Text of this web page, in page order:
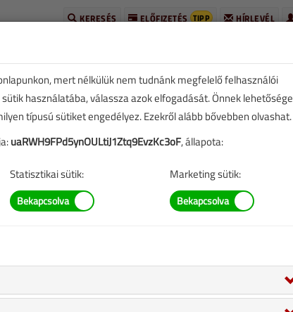
HÍRLEVÉL
ELŐFIZETÉS TIPP
KERESÉS
mert nélkülük nem tudnánk megfelelő felhasználói
használatába, válassza azok elfogadását. Önnek lehetősége
típusú sütiket engedélyez. Ezekről alább bővebben olvashat.
uaRWH9FPd5ynOULtiJ1Ztq9EvzKc3oF, állapota:
Statisztikai sütik: Marketing sütik: